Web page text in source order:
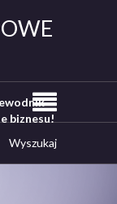
biznesu!